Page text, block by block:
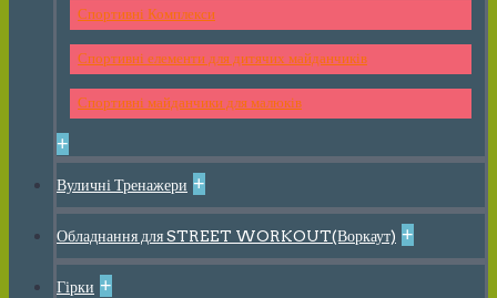
Спортивні Комплекси
Спортивні елементи для дитячих майданчиків
Спортивні майданчики для малюків
+
Вуличні Тренажери +
Обладнання для STREET WORKOUT(Воркаут) +
Гірки +